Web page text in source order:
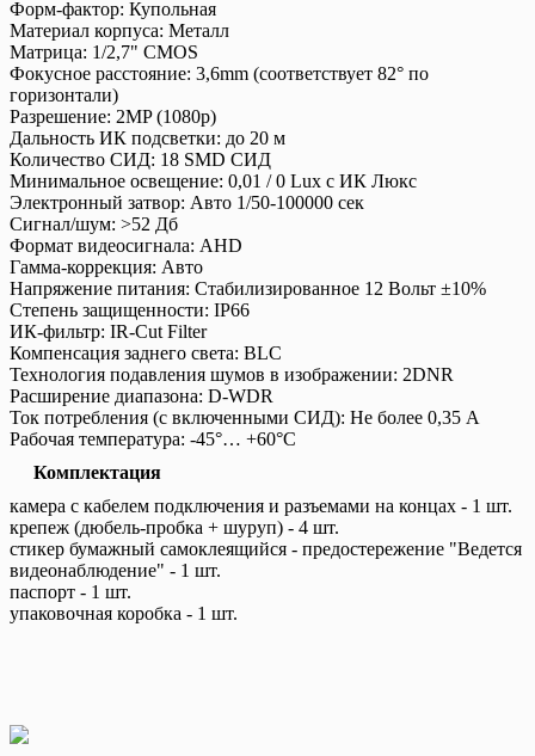
Форм-фактор: Купольная
Материал корпуса: Металл
Матрица: 1/2,7" CMOS
Фокусное расстояние: 3,6mm (соответствует 82° по
горизонтали)
Разрешение: 2MP (1080p)
Дальность ИК подсветки: до 20 м
Количество СИД: 18 SMD СИД
Минимальное освещение: 0,01 / 0 Lux с ИК Люкс
Электронный затвор: Авто 1/50-100000 сек
Сигнал/шум: >52 Дб
Формат видеосигнала: AHD
Гамма-коррекция: Авто
Напряжение питания: Стабилизированное 12 Вольт ±10%
Степень защищенности: IP66
ИК-фильтр: IR-Cut Filter
Компенсация заднего света: BLC
Технология подавления шумов в изображении: 2DNR
Расширение диапазона: D-WDR
Ток потребления (с включенными СИД): Не более 0,35 А
Рабочая температура: -45°… +60°С
Комплектация
камера с кабелем подключения и разъемами на концах - 1 шт.
крепеж (дюбель-пробка + шуруп) - 4 шт.
cтикер бумажный самоклеящийся - предостережение "Ведется
видеонаблюдение" - 1 шт.
паспорт - 1 шт.
упаковочная коробка - 1 шт.